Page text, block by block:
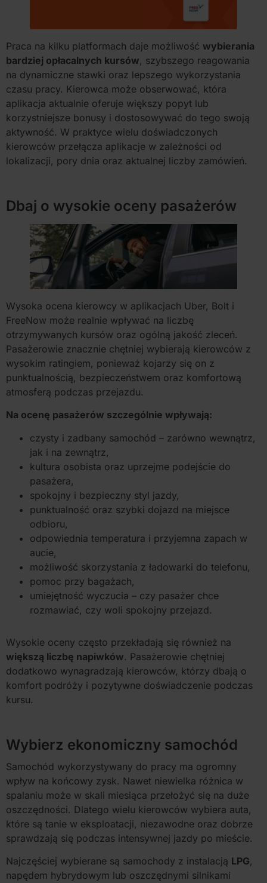
Praca na kilku platformach daje możliwość wybierania
bardziej opłacalnych kursów, szybszego reagowania
na dynamiczne stawki oraz lepszego wykorzystania
czasu pracy. Kierowca może obserwować, która
aplikacja aktualnie oferuje większy popyt lub
korzystniejsze bonusy i dostosowywać do tego swoją
aktywność. W praktyce wielu doświadczonych
kierowców przełącza aplikacje w zależności od
lokalizacji, pory dnia oraz aktualnej liczby zamówień.
Dbaj o wysokie oceny pasażerów
Wysoka ocena kierowcy w aplikacjach Uber, Bolt i
FreeNow może realnie wpływać na liczbę
otrzymywanych kursów oraz ogólną jakość zleceń.
Pasażerowie znacznie chętniej wybierają kierowców z
wysokim ratingiem, ponieważ kojarzy się on z
punktualnością, bezpieczeństwem oraz komfortową
atmosferą podczas przejazdu.
Na ocenę pasażerów szczególnie wpływają:
czysty i zadbany samochód – zarówno wewnątrz,
jak i na zewnątrz,
kultura osobista oraz uprzejme podejście do
pasażera,
spokojny i bezpieczny styl jazdy,
punktualność oraz szybki dojazd na miejsce
odbioru,
odpowiednia temperatura i przyjemna zapach w
aucie,
możliwość skorzystania z ładowarki do telefonu,
pomoc przy bagażach,
umiejętność wyczucia – czy pasażer chce
rozmawiać, czy woli spokojny przejazd.
Wysokie oceny często przekładają się również na
większą liczbę napiwków. Pasażerowie chętniej
dodatkowo wynagradzają kierowców, którzy dbają o
komfort podróży i pozytywne doświadczenie podczas
kursu.
Wybierz ekonomiczny samochód
Samochód wykorzystywany do pracy ma ogromny
wpływ na końcowy zysk. Nawet niewielka różnica w
spalaniu może w skali miesiąca przełożyć się na duże
oszczędności. Dlatego wielu kierowców wybiera auta,
które są tanie w eksploatacji, niezawodne oraz dobrze
sprawdzają się podczas intensywnej jazdy po mieście.
Najczęściej wybierane są samochody z instalacją LPG,
napędem hybrydowym lub oszczędnymi silnikami